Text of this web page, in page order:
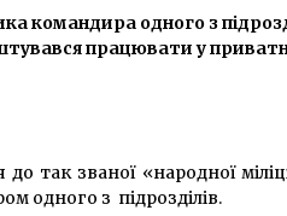
6 років ago
“Коли за вбивство
сядуть Мангер,
командира одного з
працювати у
так званої «народної
одного з підрозділів.